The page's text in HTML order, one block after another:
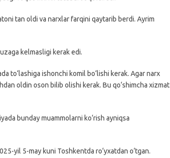
tan oldi va narxlar farqini qaytarib berdi. Ayrim
kelmasligi kerak edi.
to‘lashiga ishonchi komil bo‘lishi kerak. Agar narx
oldin oson bilib olishi kerak. Bu qo‘shimcha xizmat
bunday muammolarni ko‘rish ayniqsa
yil 5-may kuni Toshkentda ro‘yxatdan o‘tgan.